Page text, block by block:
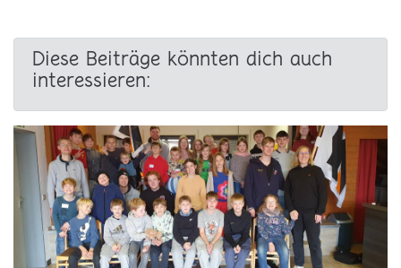
Diese Beiträge könnten dich auch
interessieren: